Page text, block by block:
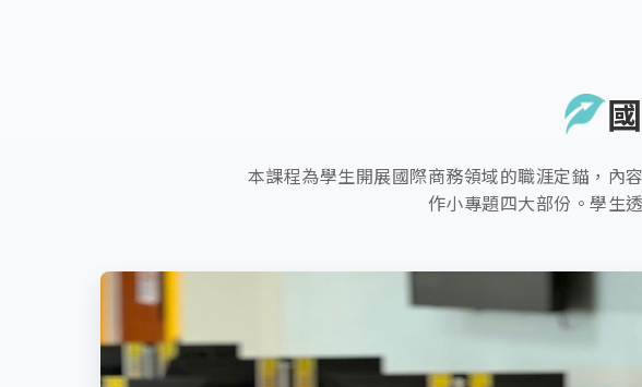
本課程為學生開展國際商務領域的職涯定錨，內
作小專題四大部份。學生